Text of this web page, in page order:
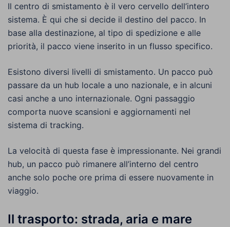
Il centro di smistamento è il vero cervello dell’intero
sistema. È qui che si decide il destino del pacco. In
base alla destinazione, al tipo di spedizione e alle
priorità, il pacco viene inserito in un flusso specifico.
Esistono diversi livelli di smistamento. Un pacco può
passare da un hub locale a uno nazionale, e in alcuni
casi anche a uno internazionale. Ogni passaggio
comporta nuove scansioni e aggiornamenti nel
sistema di tracking.
La velocità di questa fase è impressionante. Nei grandi
hub, un pacco può rimanere all’interno del centro
anche solo poche ore prima di essere nuovamente in
viaggio.
Il trasporto: strada, aria e mare